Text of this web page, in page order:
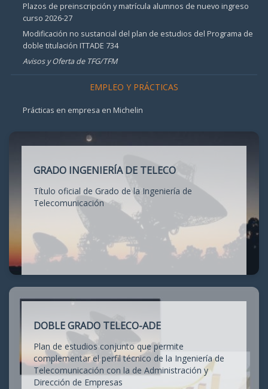
Plazos de preinscripción y matrícula alumnos de nuevo ingreso
curso 2026-27
Modificación no sustancial del plan de estudios del Programa de
doble titulación ITTADE 734
Avisos y Oferta de TFG/TFM
EMPLEO Y PRÁCTICAS
Prácticas en empresa en Michelin
GRADO INGENIERÍA DE TELECO
Título oficial de Grado de la Ingeniería de
Telecomunicación
DOBLE GRADO TELECO-ADE
Plan de estudios conjunto que permite
complementar el perfil técnico de la Ingeniería de
Telecomunicación con la de Administración y
Dirección de Empresas